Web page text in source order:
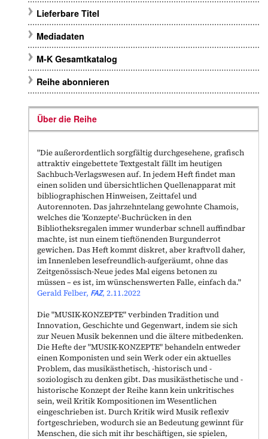
Lieferbare Titel
Mediadaten
M-K Gesamtkatalog
Reihe abonnieren
Über die Reihe
"Die außerordentlich sorgfältig durchgesehene, grafisch
attraktiv eingebettete Textgestalt fällt im heutigen
Sachbuch-Verlagswesen auf. In jedem Heft findet man
einen soliden und übersichtlichen Quellenapparat mit
bibliographischen Hinweisen, Zeittafel und
Autorennoten. Das jahrzehntelang gewohnte Chamois,
welches die 'Konzepte'-Buchrücken in den
Bibliotheksregalen immer wunderbar schnell auffindbar
machte, ist nun einem tieftönenden Burgunderrot
gewichen. Das Heft kommt diskret, aber kraftvoll daher,
im Innenleben lesefreundlich-aufgeräumt, ohne das
Zeitgenössisch-Neue jedes Mal eigens betonen zu
müssen – es ist, im wünschenswerten Falle, einfach da."
Gerald Felber, FAZ, 2.11.2022
Die "MUSIK-KONZEPTE" verbinden Tradition und
Innovation, Geschichte und Gegenwart, indem sie sich
zur Neuen Musik bekennen und die ältere mitbedenken.
Die Hefte der "MUSIK-KONZEPTE" behandeln entweder
einen Komponisten und sein Werk oder ein aktuelles
Problem, das musikästhetisch, -historisch und -
soziologisch zu denken gibt. Das musikästhetische und -
historische Konzept der Reihe kann kein unkritisches
sein, weil Kritik Kompositionen im Wesentlichen
eingeschrieben ist. Durch Kritik wird Musik reflexiv
fortgeschrieben, wodurch sie an Bedeutung gewinnt für
Menschen, die sich mit ihr beschäftigen, sie spielen,